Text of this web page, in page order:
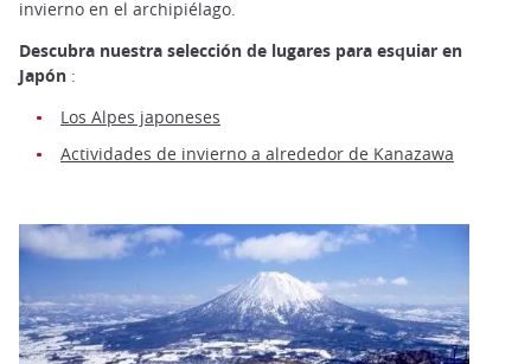
invierno en el archipiélago.
Descubra nuestra selección de lugares para esquiar en
Japón :
Los Alpes japoneses
Actividades de invierno a alrededor de Kanazawa